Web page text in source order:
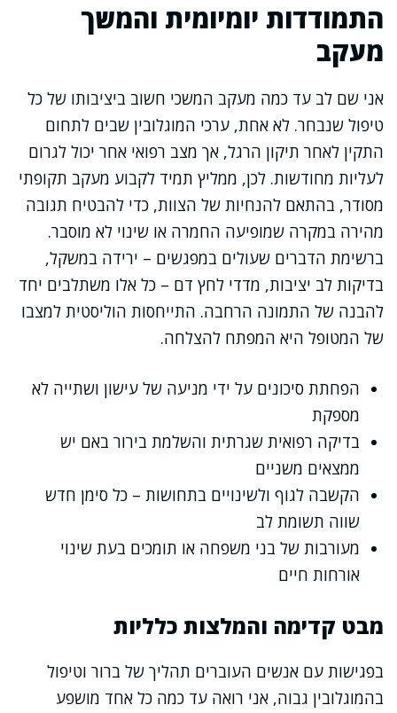
התמודדות יומיומית והמשך
מעקב
אני שם לב עד כמה מעקב המשכי חשוב ביציבותו של כל
טיפול שנבחר. לא אחת, ערכי המוגלובין שבים לתחום
התקין לאחר תיקון הרגל, אך מצב רפואי אחר יכול לגרום
לעליות מחודשות. לכן, ממליץ תמיד לקבוע מעקב תקופתי
מסודר, בהתאם להנחיות של הצוות, כדי להבטיח תגובה
מהירה במקרה שמופיעה החמרה או שינוי לא מוסבר.
ברשימת הדברים שעולים במפגשים – ירידה במשקל,
בדיקות לב יציבות, מדדי לחץ דם – כל אלו משתלבים יחד
להבנה של התמונה הרחבה. התייחסות הוליסטית למצבו
של המטופל היא המפתח להצלחה.
הפחתת סיכונים על ידי מניעה של עישון ושתייה לא
מספקת
בדיקה רפואית שגרתית והשלמת בירור באם יש
ממצאים משניים
הקשבה לגוף ולשינויים בתחושות – כל סימן חדש
שווה תשומת לב
מעורבות של בני משפחה או תומכים בעת שינוי
אורחות חיים
מבט קדימה והמלצות כלליות
בפגישות עם אנשים העוברים תהליך של ברור וטיפול
בהמוגלובין גבוה, אני רואה עד כמה כל אחד מושפע